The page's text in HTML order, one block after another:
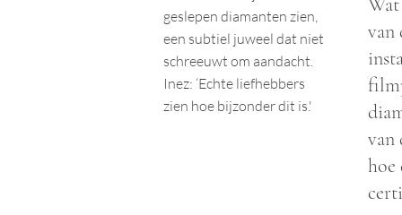
geslepen diamanten zien,
een subtiel juweel dat niet
schreeuwt om aandacht.
Inez: ‘Echte liefhebbers
zien hoe bijzonder dit is.'
van
van
hoe